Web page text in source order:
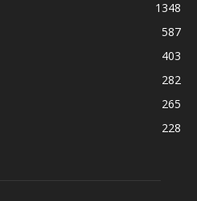
1348
587
403
282
265
228